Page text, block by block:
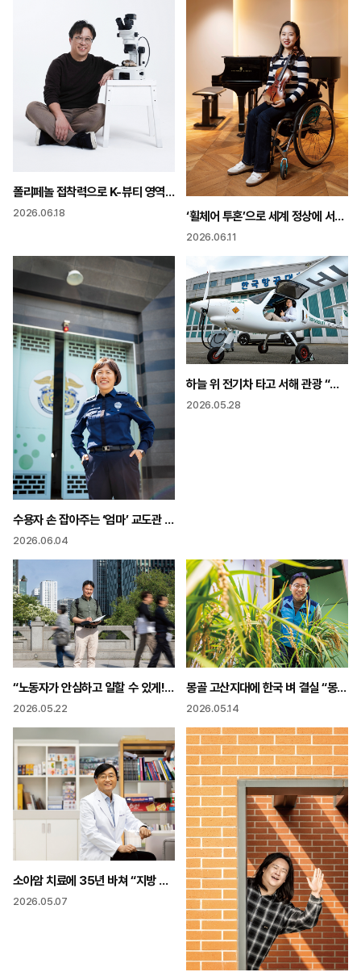
폴리페놀 접착력으로 K-뷰티 영역 확장 “과학이 실험실에 갇히지 말아야”
2026.06.18 ‘휠체어 투혼’으로 세계 정상에 서다 “사고로 멈췄던 4년 삶도 음악도 깊어졌다”
2026.06.11
수용자 손 잡아주는 ‘엄마’ 교도관 “한 사람을 보듬는 일이 우리 사회 지키는 일입니다”
2026.06.04
하늘 위 전기차 타고 서해 관광 “탄소배출 없는 하늘길 열어요”
2026.05.28
“노동자가 안심하고 일할 수 있게! 노동 현장 작은 목소리도 놓치지 않아야죠”
2026.05.22
몽골 고산지대에 한국 벼 결실 “몽골 40년 난제 K-농업이 풀었다”
2026.05.14
소아암 치료에 35년 바쳐 “지방 환아들은 지방에서 치료받을 수 있어야”
2026.05.07